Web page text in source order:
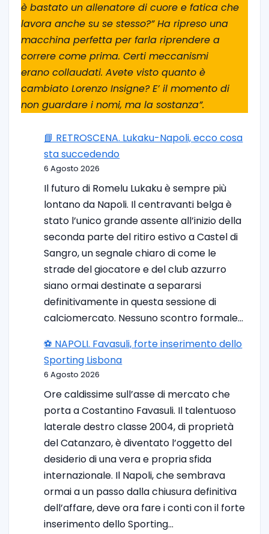
è bastato un allenatore di cuore e fatica che
lavora anche su se stesso?” Ha ripreso una
macchina perfetta per farla riprendere a
correre come prima. Certi meccanismi
erano collaudati. Avete visto quanto è
cambiato Lorenzo Insigne? E’ il momento di
non guardare i nomi, ma la sostanza”.
📘 RETROSCENA. Lukaku-Napoli, ecco cosa
sta succedendo
6 Agosto 2026
Il futuro di Romelu Lukaku è sempre più
lontano da Napoli. Il centravanti belga è
stato l’unico grande assente all’inizio della
seconda parte del ritiro estivo a Castel di
Sangro, un segnale chiaro di come le
strade del giocatore e del club azzurro
siano ormai destinate a separarsi
definitivamente in questa sessione di
calciomercato. Nessuno scontro formale…
⚽️ NAPOLI. Favasuli, forte inserimento dello
Sporting Lisbona
6 Agosto 2026
Ore caldissime sull’asse di mercato che
porta a Costantino Favasuli. Il talentuoso
laterale destro classe 2004, di proprietà
del Catanzaro, è diventato l’oggetto del
desiderio di una vera e propria sfida
internazionale. Il Napoli, che sembrava
ormai a un passo dalla chiusura definitiva
dell’affare, deve ora fare i conti con il forte
inserimento dello Sporting…